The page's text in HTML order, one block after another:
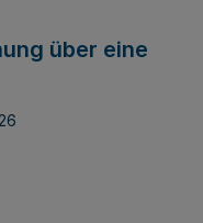
über eine